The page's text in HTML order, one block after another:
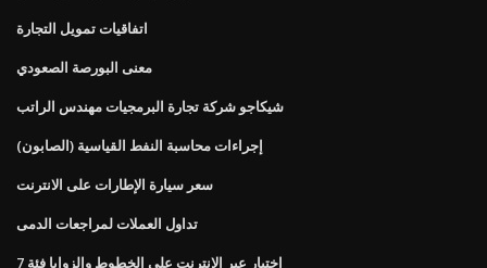
اتفاقيات تمويل التجارة
معنى البورصة الصعودي
شيكاجو شركة تجارة البرمجيات مهندس الراتب
إجراءات محاسبة النفط القياسية (الصابون)
سعر سيارة الإطارات على الانترنت
تداول العملات لمراجعات الدمى
اختبار عبر الإنترنت على الخطوط والزوايا فئة 7